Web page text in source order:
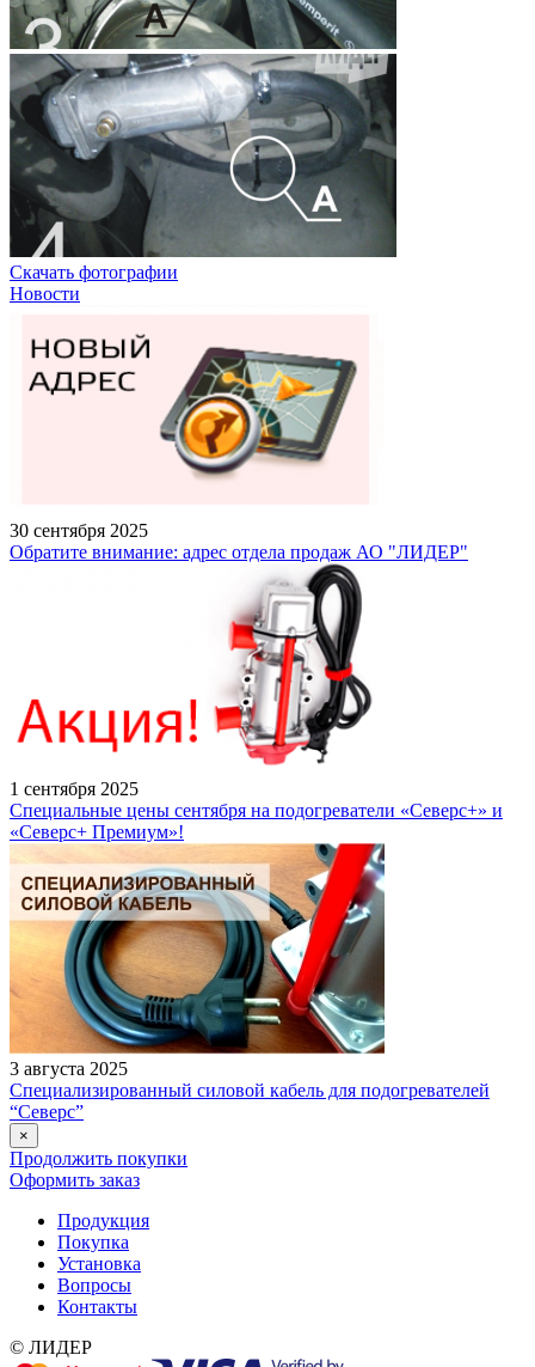
Скачать фотографии
Новости
30 сентября 2025
Обратите внимание: адрес отдела продаж АО "ЛИДЕР"
1 сентября 2025
Специальные цены сентября на подогреватели «Северс+» и
«Северс+ Премиум»!
3 августа 2025
Специализированный силовой кабель для подогревателей
“Северс”
×
Продолжить покупки
Оформить заказ
Продукция
Покупка
Установка
Вопросы
Контакты
© ЛИДЕР